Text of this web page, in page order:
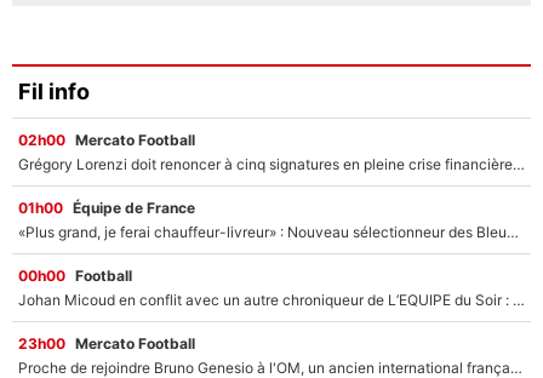
Fil info
02h00 Mercato Football
Grégory Lorenzi doit renoncer à cinq signatures en pleine crise financière : L’IA propose sept noms à l’OM pour un mercato réussi... à seulement 5M€ !
01h00 Équipe de France
«Plus grand, je ferai chauffeur-livreur» : Nouveau sélectionneur des Bleus, Zinédine Zidane s’était imaginé un avenir très différent lorsqu'il était enfant
00h00 Football
Johan Micoud en conflit avec un autre chroniqueur de L’EQUIPE du Soir : «Pendant un moment, je ne les ai pas remis ensemble dans l'émission»
23h00 Mercato Football
Proche de rejoindre Bruno Genesio à l'OM, un ancien international français va finalement débarquer... sur RMC !